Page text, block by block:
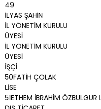
49
İLYAS ŞAHİN
İL YÖNETİM KURULU
ÜYESİ
İL YÖNETİM KURULU
ÜYESİ
İŞÇİ
50FATİH ÇOLAK
LİSE
51ETHEM İBRAHİM ÖZBULGUR